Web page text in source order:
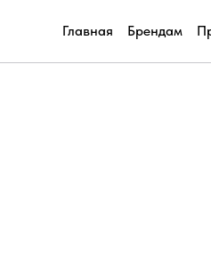
Главная Брендам